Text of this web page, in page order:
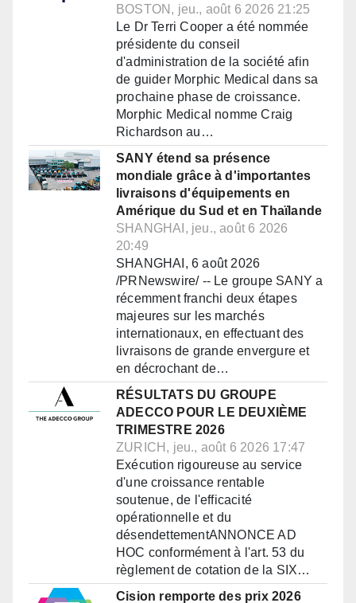
BOSTON, jeu., août 6 2026 21:25
Le Dr Terri Cooper a été nommée
présidente du conseil
d'administration de la société afin
de guider Morphic Medical dans sa
prochaine phase de croissance.
Morphic Medical nomme Craig
Richardson au…
SANY étend sa présence
mondiale grâce à d'importantes
livraisons d'équipements en
Amérique du Sud et en Thaïlande
SHANGHAI, jeu., août 6 2026
20:49
SHANGHAI, 6 août 2026
/PRNewswire/ -- Le groupe SANY a
récemment franchi deux étapes
majeures sur les marchés
internationaux, en effectuant des
livraisons de grande envergure et
en décrochant de…
RÉSULTATS DU GROUPE
ADECCO POUR LE DEUXIÈME
TRIMESTRE 2026
ZURICH, jeu., août 6 2026 17:47
Exécution rigoureuse au service
d'une croissance rentable
soutenue, de l'efficacité
opérationnelle et du
désendettementANNONCE AD
HOC conformément à l'art. 53 du
règlement de cotation de la SIX…
Cision remporte des prix 2026